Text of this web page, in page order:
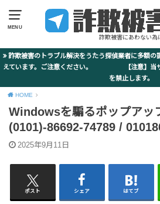
MENU
詐欺被害にあわない為
詐欺被害のトラブル解決をうたう探偵業者に多額の
えています。ご注意ください。 【注意】当サ
を禁止します。
HOME
Windowsを騙るポップア
(0101)-86692-74789 /
2025年9月11日
ポスト シェア はてブ